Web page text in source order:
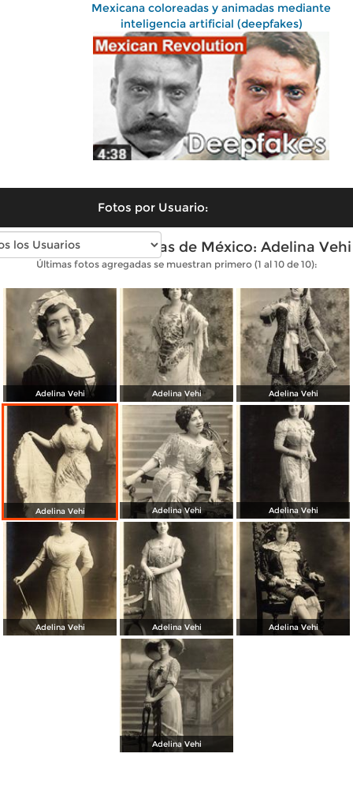
Mexicana coloreadas y animadas mediante
inteligencia artificial (deepfakes)
Fotos por Usuario:
Fotos antiguas de Divas de México: Adelina Vehi
Últimas fotos agregadas se muestran primero (1 al 10 de 10):
Adelina Vehi Adelina Vehi Adelina Vehi
Adelina Vehi Adelina Vehi Adelina Vehi
Adelina Vehi Adelina Vehi Adelina Vehi
Adelina Vehi